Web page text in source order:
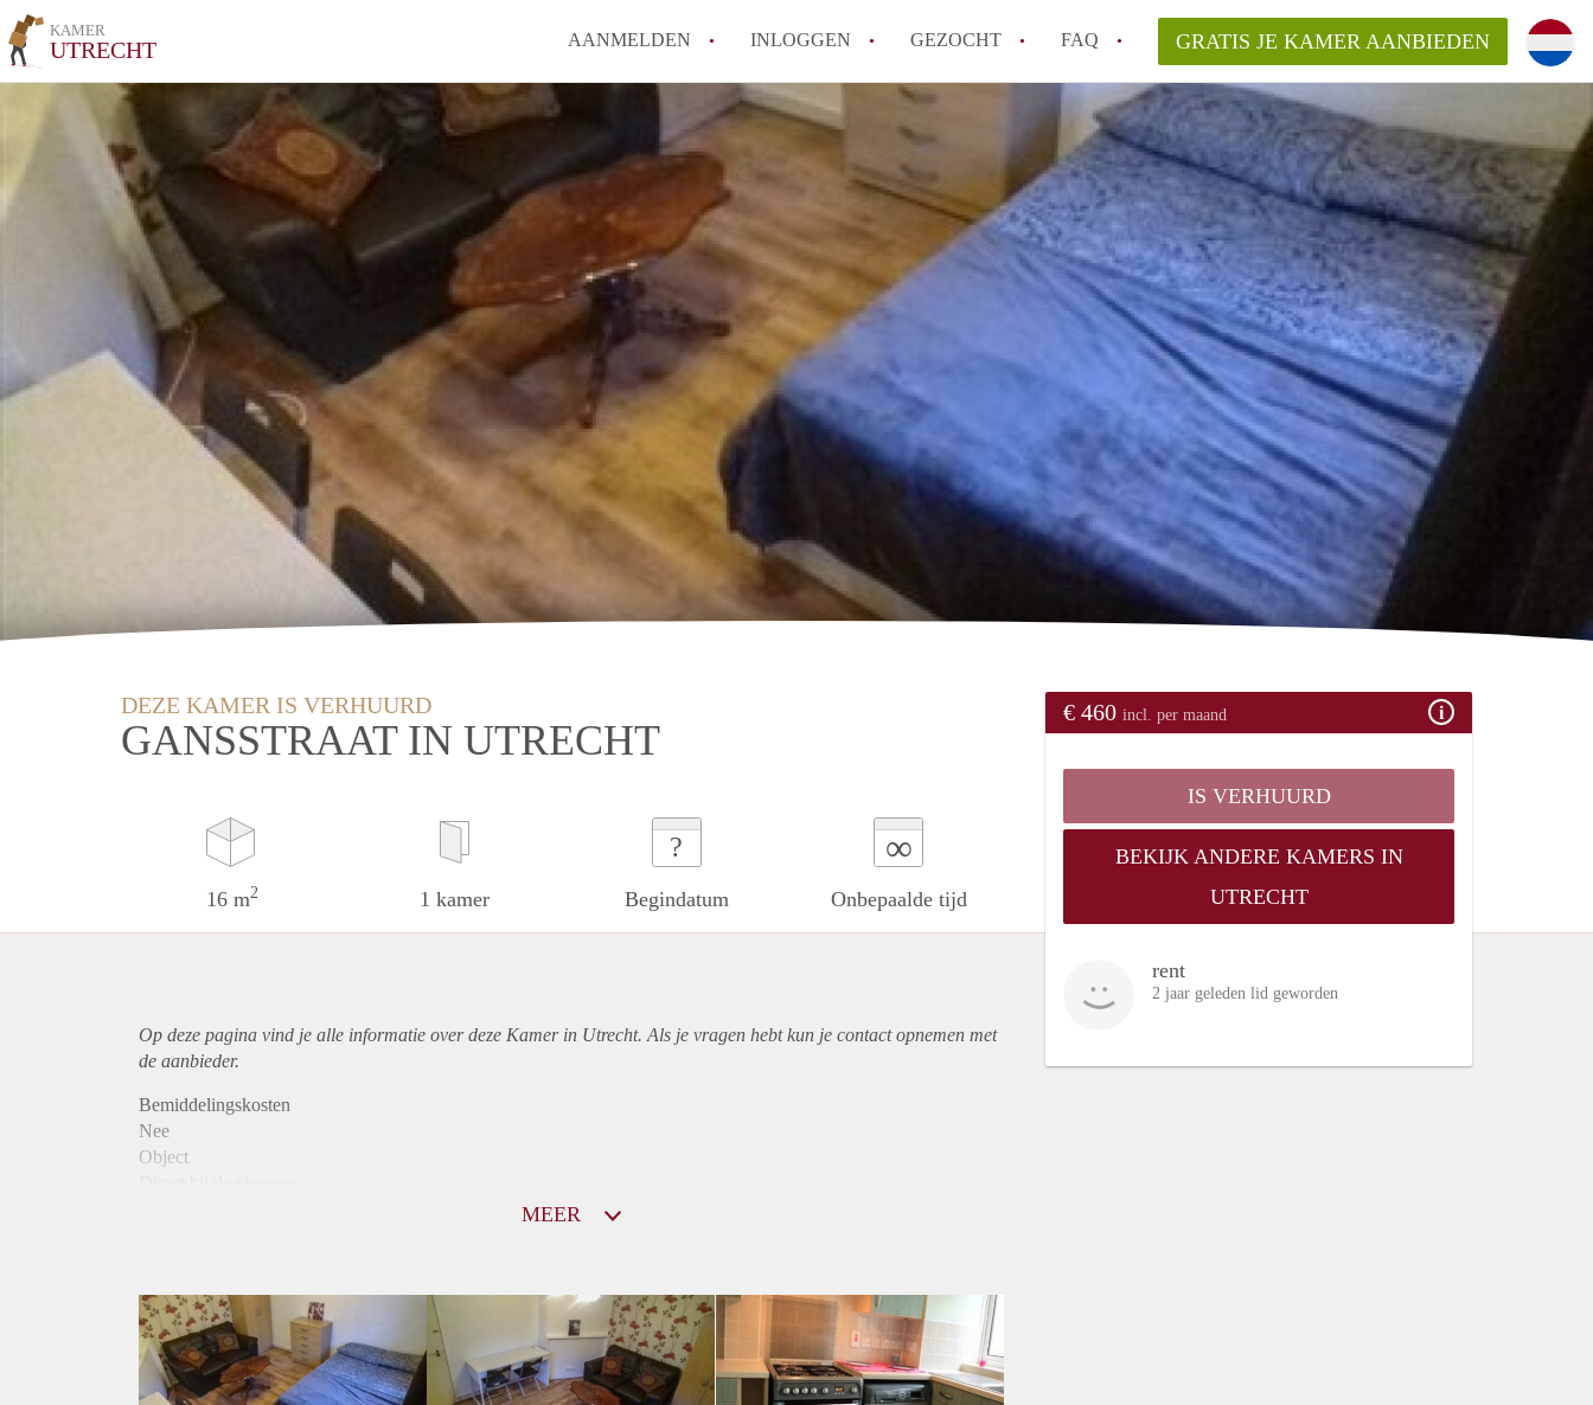
KAMER
UTRECHT AANMELDEN INLOGGEN GEZOCHT FAQ
Hoe vind ik snel een kamer in Utrecht?
Hoe moeilijk is het om een kamer te vinden in Utrecht?
Tips: om in Utrecht een kamer te vinden!
Hoe werkt Kamers Utrecht
How to translate KamersUtrecht!
Alle veelgestelde vragen
GRATIS JE KAMER AANBIEDEN
DEZE KAMER IS VERHUURD
GANSSTRAAT IN UTRECHT
16 m2 1 kamer
?
Begindatum
∞
Onbepaalde tijd
€ 460 incl. per maand
IS VERHUURD
BEKIJK ANDERE KAMERS IN
UTRECHT
rent
2 jaar geleden lid geworden
Op deze pagina vind je alle informatie over deze Kamer in Utrecht. Als je vragen hebt kun je contact opnemen met
de aanbieder.
Bemiddelingskosten
Nee
Object
Huurtoeslag
Niet mogelijk
Inkomen eis
N.V.T.
MEER